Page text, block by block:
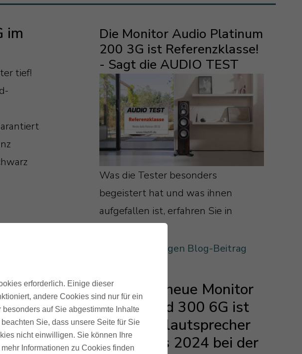
im
tief!
Die Monitor Audio Platinum
200 3G ist Referenzklasse!
- Sagt die AUDIO TEST
Was die Tester besonders
begeistert hat und was ihnen
aufgefallen ist, erfahren Sie in
Zum vollständigen Blog-Beitrag
Die brandneue Monitor
Audio Gold 300 6G ist
der Standlautsprecher
des Jahres 2024 bei der
erforderlich. Einige dieser
andere Cookies sind nur für ein
auf Sie abgestimmte Inhalte
Sie, dass unsere Seite für Sie
nicht einwilligen. Sie können Ihre
Informationen zu Cookies finden